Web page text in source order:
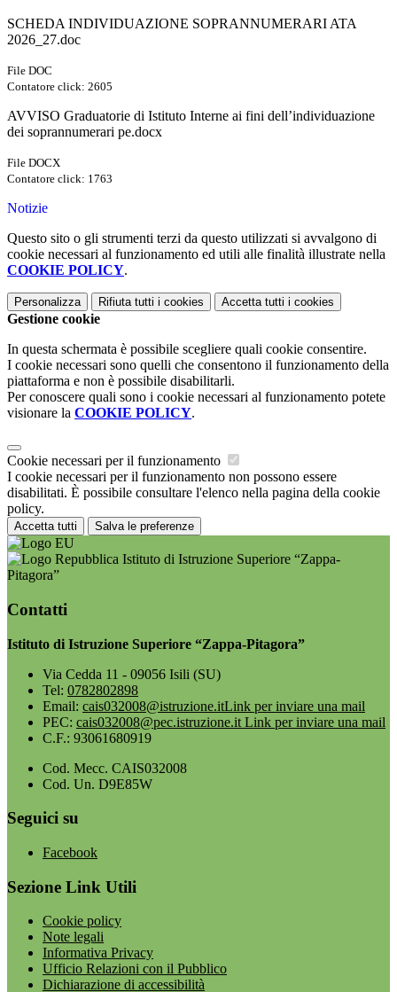
SCHEDA INDIVIDUAZIONE SOPRANNUMERARI ATA
2026_27.doc
File DOC
Contatore click: 2605
AVVISO Graduatorie di Istituto Interne ai fini dell’individuazione
dei soprannumerari pe.docx
File DOCX
Contatore click: 1763
Notizie
Questo sito o gli strumenti terzi da questo utilizzati si avvalgono di
cookie necessari al funzionamento ed utili alle finalità illustrate nella
COOKIE POLICY.
Personalizza Rifiuta tutti i cookies Accetta tutti i cookies
Gestione cookie
In questa schermata è possibile scegliere quali cookie consentire.
I cookie necessari sono quelli che consentono il funzionamento della
piattaforma e non è possibile disabilitarli.
Per conoscere quali sono i cookie necessari al funzionamento potete
visionare la COOKIE POLICY.
Cookie necessari per il funzionamento
I cookie necessari per il funzionamento non possono essere
disabilitati. È possibile consultare l'elenco nella pagina della cookie
policy.
Accetta tutti Salva le preferenze
Istituto di Istruzione Superiore “Zappa-
Pitagora”
Contatti
Istituto di Istruzione Superiore “Zappa-Pitagora”
Via Cedda 11 - 09056 Isili (SU)
Tel: 0782802898
Email: cais032008@istruzione.itLink per inviare una mail
PEC: cais032008@pec.istruzione.it Link per inviare una mail
C.F.: 93061680919
Cod. Mecc. CAIS032008
Cod. Un. D9E85W
Seguici su
Facebook
Sezione Link Utili
Cookie policy
Note legali
Informativa Privacy
Ufficio Relazioni con il Pubblico
Dichiarazione di accessibilità